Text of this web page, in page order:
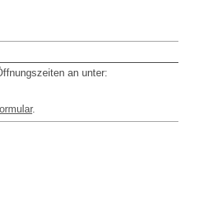
an unter:
.